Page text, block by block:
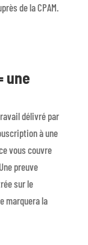
de la CPAM.
une
délivré par
à une
vous couvre
preuve
sur le
marquera la